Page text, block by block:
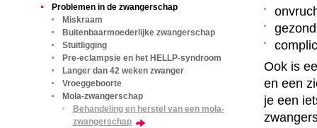
Problemen in de zwangerschap
Miskraam
Buitenbaarmoederlijke zwangerschap
Stuitligging
Pre-eclampsie en het HELLP-syndroom
Langer dan 42 weken zwanger
Vroeggeboorte
Mola-zwangerschap
Behandeling en herstel van een mola-
zwangerschap
Ook is
en een
je een